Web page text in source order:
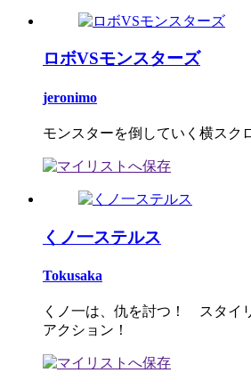
ロボVSモンスターズ
jeronimo
モンスターを倒していく横スク
くノ一ステルス
Tokusaka
くノ一は、仇を討つ！ スタイ
アクション！